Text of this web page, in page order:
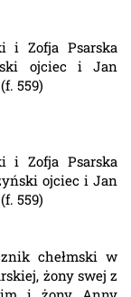
i Zofja Psarska
ojciec i Jan
559)
i Zofja Psarska
ojciec i Jan
559)
chełmski w
żony swej z